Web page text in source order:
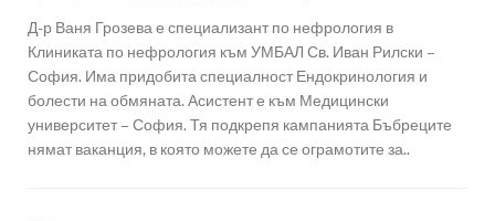
Д-р Ваня Грозева е специализант по нефрология в
Клиниката по нефрология към УМБАЛ Св. Иван Рилски –
София. Има придобита специалност Ендокринология и
болести на обмяната. Асистент е към Медицински
университет – София. Тя подкрепя кампанията Бъбреците
нямат ваканция, в която можете да се ограмотите за..